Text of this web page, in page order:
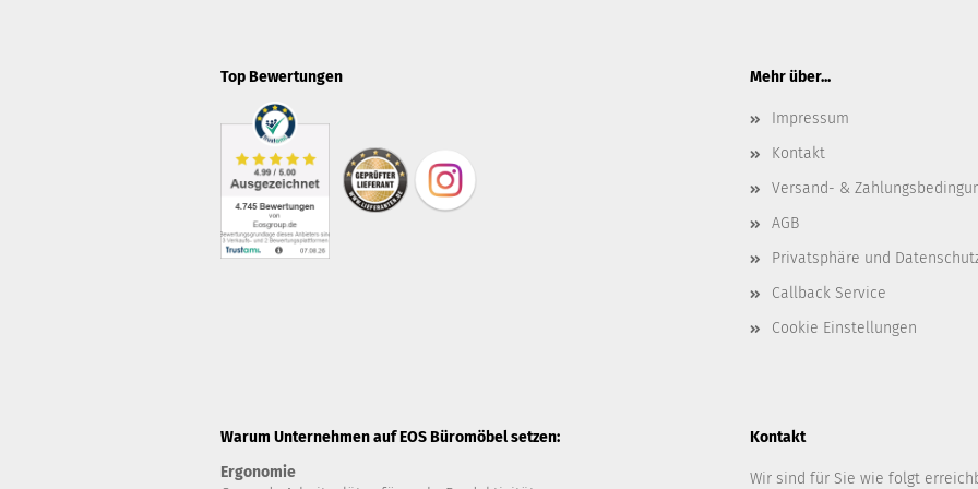
Top Bewertungen Mehr über...
Impressum
Kontakt
Versand- &
AGB
Privatsphäre und
Callback Service
Cookie Einstellungen
Warum Unternehmen auf EOS Büromöbel setzen:
Ergonomie
Kontakt
Wir sind für Sie wie folgt